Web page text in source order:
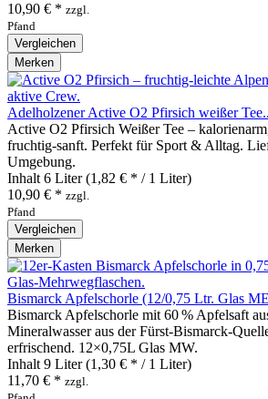
10,90 € * zzgl.
Pfand
Vergleichen
Merken
Adelholzener Active O2 Pfirsich weißer
Active O2 Pfirsich Weißer Tee –
fruchtig‑sanft. Perfekt für Sport & Alltag.
Umgebung.
Inhalt 6 Liter(1,82 € * / 1 Liter)
10,90 € * zzgl.
Pfand
Vergleichen
Merken
Bismarck Apfelschorle (12/0,75 Ltr. Glas
Bismarck Apfelschorle mit 60 % Apfelsaft
Mineralwasser aus der
erfrischend. 12×0,75L Glas MW.
Inhalt 9 Liter(1,30 € * / 1 Liter)
11,70 € * zzgl.